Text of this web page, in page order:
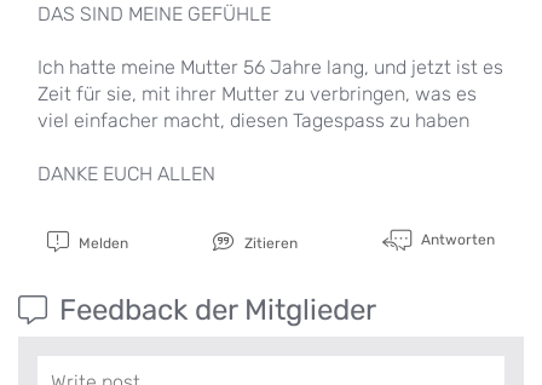
DAS SIND MEINE GEFÜHLE
Ich hatte meine Mutter 56 Jahre lang, und jetzt ist es
Zeit für sie, mit ihrer Mutter zu verbringen, was es
viel einfacher macht, diesen Tagespass zu haben
DANKE EUCH ALLEN
Melden Zitieren Antworten
Feedback der Mitglieder